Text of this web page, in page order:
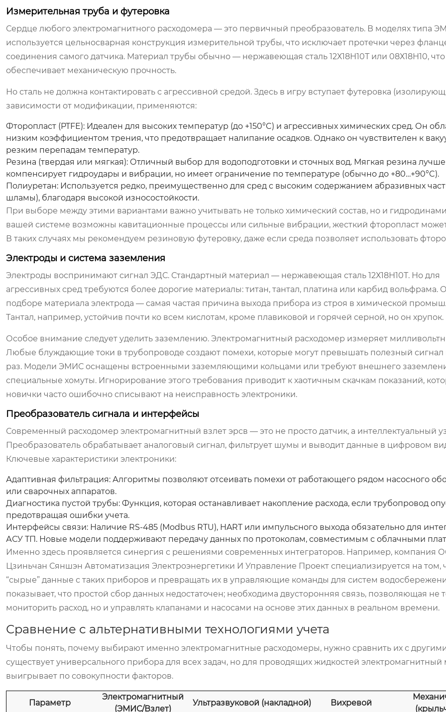
Измерительная труба и футеровка
Сердце любого электромагнитного расходомера — это первичный преобразователь. В моделях типа
используется цельносварная конструкция измерительной трубы, что исключает протечки через
соединения самого датчика. Материал трубы обычно — нержавеющая сталь 12Х18Н10Т или 08Х18Н10, что
обеспечивает механическую прочность.
Но сталь не должна контактировать с агрессивной средой. Здесь в игру вступает футеровка
зависимости от модификации, применяются:
Фторопласт (PTFE): Идеален для высоких температур (до +150°C) и агрессивных химических сред. Он
низким коэффициентом трения, что предотвращает налипание осадков. Однако он чувствителен к
резким перепадам температур.
Резина (твердая или мягкая): Отличный выбор для водоподготовки и сточных вод. Мягкая резина лучше
компенсирует гидроудары и вибрации, но имеет ограничение по температуре (обычно до +80…+90°C).
Полиуретан: Используется редко, преимущественно для сред с высоким содержанием абразивных
шламы), благодаря высокой износостойкости.
При выборе между этими вариантами важно учитывать не только химический состав, но и
вашей системе возможны кавитационные процессы или сильные вибрации, жесткий фторопласт может
В таких случаях мы рекомендуем резиновую футеровку, даже если среда позволяет использовать
Электроды и система заземления
Электроды воспринимают сигнал ЭДС. Стандартный материал — нержавеющая сталь 12Х18Н10Т. Но для
агрессивных сред требуются более дорогие материалы: титан, тантал, платина или карбид вольфрама.
подборе материала электрода — самая частая причина выхода прибора из строя в химической
Тантал, например, устойчив почти ко всем кислотам, кроме плавиковой и горячей серной, но он хрупок.
Особое внимание следует уделить заземлению. Электромагнитный расходомер измеряет
Любые блуждающие токи в трубопроводе создают помехи, которые могут превышать полезный сигнал
раз. Модели ЭМИС оснащены встроенными заземляющими кольцами или требуют внешнего
специальные хомуты. Игнорирование этого требования приводит к хаотичным скачкам показаний,
новички часто ошибочно списывают на неисправность электроники.
Преобразователь сигнала и интерфейсы
Современный расходомер электромагнитный взлет эрсв — это не просто датчик, а интеллектуальный
Преобразователь обрабатывает аналоговый сигнал, фильтрует шумы и выводит данные в цифровом
Ключевые характеристики электроники:
Адаптивная фильтрация: Алгоритмы позволяют отсеивать помехи от работающего рядом насосного
или сварочных аппаратов.
Диагностика пустой трубы: Функция, которая останавливает накопление расхода, если трубопровод
предотвращая ошибки учета.
Интерфейсы связи: Наличие RS-485 (Modbus RTU), HART или импульсного выхода обязательно для
АСУ ТП. Новые модели поддерживают передачу данных по протоколам, совместимым с облачными
Именно здесь проявляется синергия с решениями современных интеграторов. Например, компания
Цзиньчан Сяншэн Автоматизация Электроэнергетики И Управление Проект специализируется на том,
“сырые” данные с таких приборов и превращать их в управляющие команды для систем
показывает, что простой сбор данных недостаточен; необходима двусторонняя связь, позволяющая не
мониторить расход, но и управлять клапанами и насосами на основе этих данных в реальном времени.
Сравнение с альтернативными технологиями учета
Чтобы понять, почему выбирают именно электромагнитные расходомеры, нужно сравнить их с
существует универсального прибора для всех задач, но для проводящих жидкостей электромагнитный
выигрывает по совокупности факторов.
Параметр
Электромагнитный
(ЭМИС/Взлет)
Ультразвуковой (накладной) Вихревой